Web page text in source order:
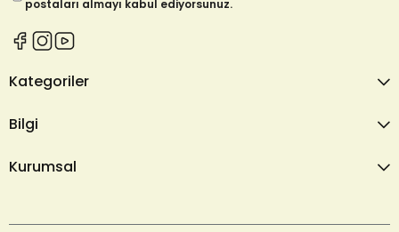
postaları almayı kabul ediyorsunuz.
Kategoriler
Bilgi
Kurumsal